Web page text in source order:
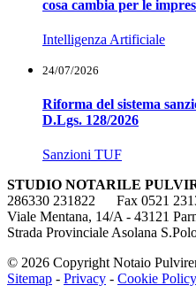
cosa cambia per le
Intelligenza Artificiale
24/07/2026
Riforma del sistema
D.Lgs. 128/2026
Sanzioni TUF
STUDIO NOTARILE
286330 231822 Fax 0521
Viale Mentana, 14/A - 43121
Strada Provinciale Asolana
© 2026 Copyright Notaio
Sitemap - Privacy - Cookie Policy